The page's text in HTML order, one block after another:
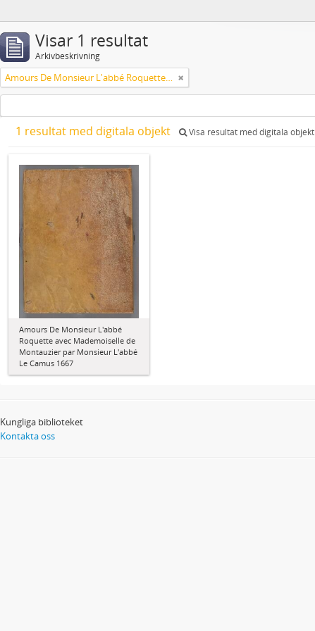
Visar 1 resultat
Arkivbeskrivning
Amours De Monsieur L'abbé Roquette avec Mademoiselle de Montauzier par Monsieur L'abbé Le Camus 1667
1 resultat med digitala objekt Visa resultat med digitala objekt
Amours De Monsieur L'abbé
Roquette avec Mademoiselle de
Montauzier par Monsieur L'abbé
Le Camus 1667
Kungliga biblioteket
Kontakta oss